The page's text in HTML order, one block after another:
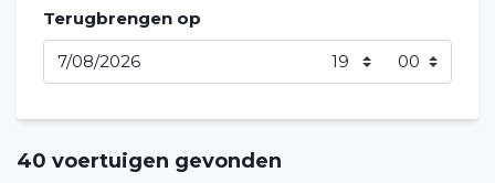
Terugbrengen op
40 voertuigen gevonden